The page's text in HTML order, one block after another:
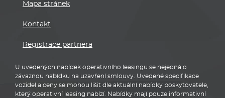
Mapa stránek
Kontakt
Registrace partnera
U uvedených nabídek operativního leasingu se nejedná o
závaznou nabídku na uzavření smlouvy. Uvedené specifikace
vozidel a ceny se mohou lišit dle aktuální nabídky poskytovatele,
který operativní leasing nabízí. Nabídky mají pouze informativní